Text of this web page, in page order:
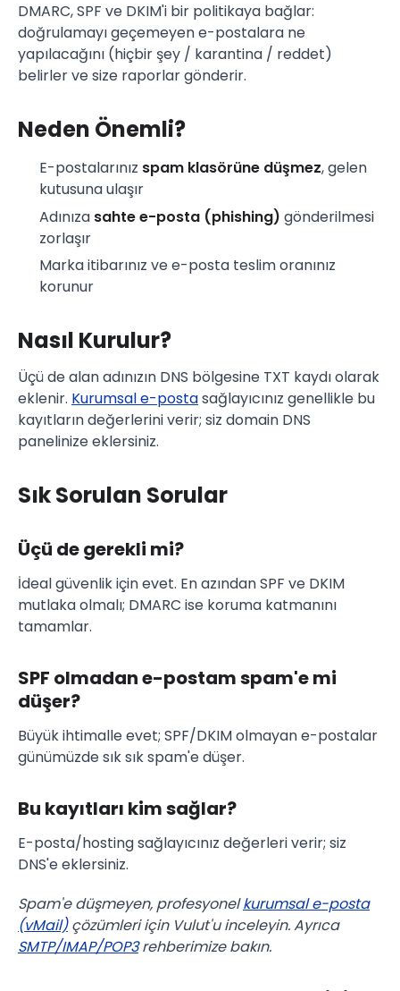
DMARC, SPF ve DKIM'i bir politikaya bağlar:
doğrulamayı geçemeyen e-postalara ne
yapılacağını (hiçbir şey / karantina / reddet)
belirler ve size raporlar gönderir.
Neden Önemli?
E-postalarınız spam klasörüne düşmez, gelen
kutusuna ulaşır
Adınıza sahte e-posta (phishing) gönderilmesi
zorlaşır
Marka itibarınız ve e-posta teslim oranınız
korunur
Nasıl Kurulur?
Üçü de alan adınızın DNS bölgesine TXT kaydı olarak
eklenir. Kurumsal e-postasağlayıcınız genellikle bu
kayıtların değerlerini verir; siz domain DNS
panelinize eklersiniz.
Sık Sorulan Sorular
Üçü de gerekli mi?
İdeal güvenlik için evet. En azından SPF ve DKIM
mutlaka olmalı; DMARC ise koruma katmanını
tamamlar.
SPF olmadan e-postam spam'e mi
düşer?
Büyük ihtimalle evet; SPF/DKIM olmayan e-postalar
günümüzde sık sık spam'e düşer.
Bu kayıtları kim sağlar?
E-posta/hosting sağlayıcınız değerleri verir; siz
DNS'e eklersiniz.
Spam'e düşmeyen, profesyonelkurumsal e-posta
(vMail)çözümleri için Vulut'u inceleyin. Ayrıca
SMTP/IMAP/POP3rehberimize bakın.